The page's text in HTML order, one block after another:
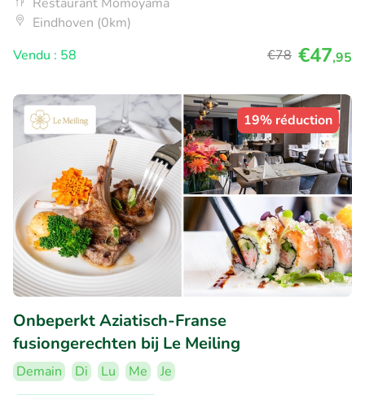
Eindhoven (0km)
Vendu : 58
€78 €47,95
19% réduction
Onbeperkt Aziatisch-Franse
fusiongerechten bij Le Meiling
Demain Di Lu Me
Je